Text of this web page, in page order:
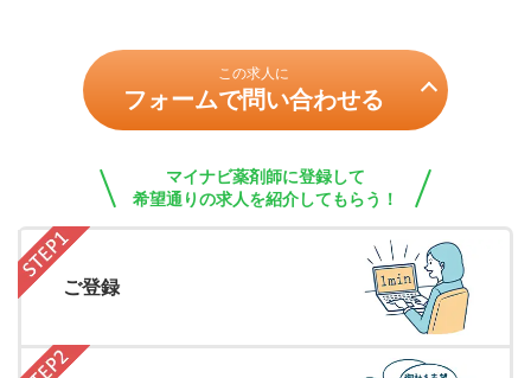
この求人に
フォームで問い合わせる
マイナビ薬剤師に登録して
希望通りの求人を紹介してもらう！
ご登録